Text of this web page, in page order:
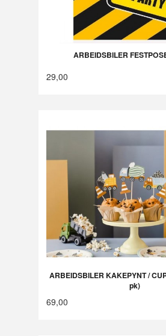
ARBEIDSBILER
29,00
ARBEIDSBILER KAKEPYNT /
pk)
69,00